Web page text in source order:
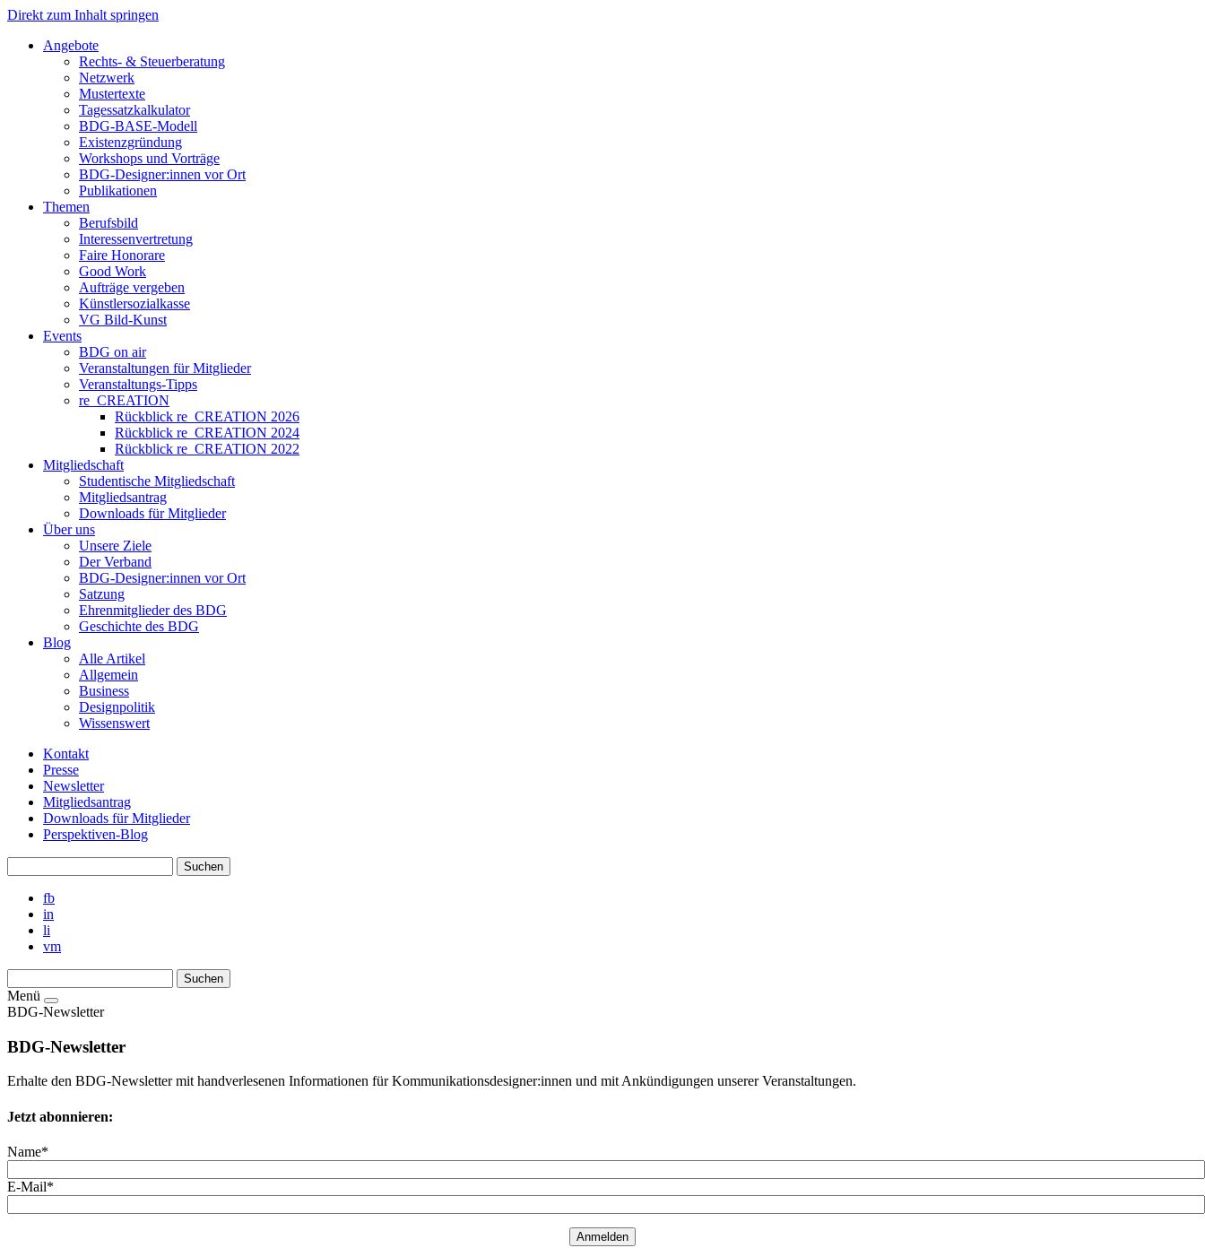
Direkt zum Inhalt springen
Angebote
Rechts- & Steuerberatung
Netzwerk
Mustertexte
Tagessatzkalkulator
BDG-BASE-Modell
Existenzgründung
Workshops und Vorträge
BDG-Designer:innen vor Ort
Publikationen
Themen
Berufsbild
Interessenvertretung
Faire Honorare
Good Work
Aufträge vergeben
Künstlersozialkasse
VG Bild-Kunst
Events
BDG on air
Veranstaltungen für Mitglieder
Veranstaltungs-Tipps
re_CREATION
Rückblick re_CREATION 2026
Rückblick re_CREATION 2024
Rückblick re_CREATION 2022
Mitgliedschaft
Studentische Mitgliedschaft
Mitgliedsantrag
Downloads für Mitglieder
Über uns
Unsere Ziele
Der Verband
BDG-Designer:innen vor Ort
Satzung
Ehrenmitglieder des BDG
Geschichte des BDG
Blog
Alle Artikel
Allgemein
Business
Designpolitik
Wissenswert
Kontakt
Presse
Newsletter
Mitgliedsantrag
Downloads für Mitglieder
Perspektiven-Blog
fb
in
li
vm
Menü
BDG-Newsletter
BDG-Newsletter
Erhalte den BDG-Newsletter mit handverlesenen Informationen für Kommunikationsdesigner:innen und mit Ankündigungen unserer Veranstaltungen.
Jetzt abonnieren:
Name*
E-Mail*
Anmelden